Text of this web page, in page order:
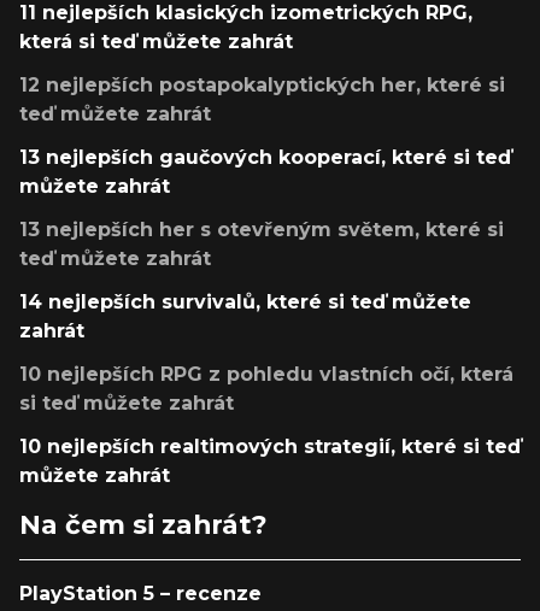
11 nejlepších klasických izometrických RPG,
která si teď můžete zahrát
12 nejlepších postapokalyptických her, které si
teď můžete zahrát
13 nejlepších gaučových kooperací, které si teď
můžete zahrát
13 nejlepších her s otevřeným světem, které si
teď můžete zahrát
14 nejlepších survivalů, které si teď můžete
zahrát
10 nejlepších RPG z pohledu vlastních očí, která
si teď můžete zahrát
10 nejlepších realtimových strategií, které si teď
můžete zahrát
Na čem si zahrát?
PlayStation 5 – recenze